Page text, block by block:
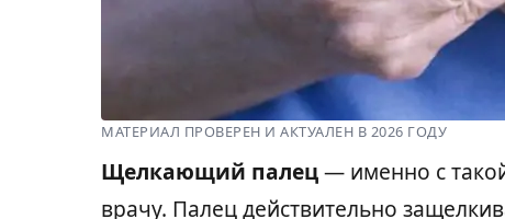
МАТЕРИАЛ ПРОВЕРЕН И АКТУАЛЕН В 2026 ГОДУ
Щелкающий палец— именно с
врачу. Палец действительно